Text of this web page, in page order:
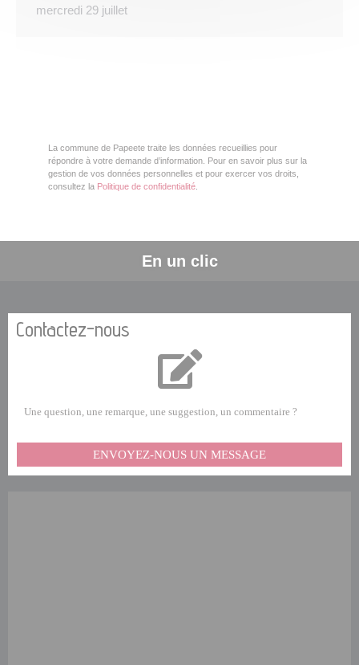
mercredi 29 juillet
La commune de Papeete traite les données recueillies pour
répondre à votre demande d’information. Pour en savoir plus sur la
gestion de vos données personnelles et pour exercer vos droits,
consultez la Politique de confidentialité
En un clic
Contactez-nous
Une question, une remarque, une suggestion, un commentaire ?
ENVOYEZ-NOUS UN MESSAGE